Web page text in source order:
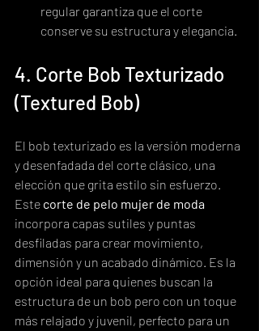
regular garantiza que el corte
conserve su estructura y elegancia.
4. Corte Bob Texturizado
(Textured Bob)
El bob texturizado es la versión moderna
y desenfadada del corte clásico, una
elección que grita estilo sin esfuerzo.
Este corte de pelo mujer de moda
incorpora capas sutiles y puntas
desfiladas para crear movimiento,
dimensión y un acabado dinámico. Es la
opción ideal para quienes buscan la
estructura de un bob pero con un toque
más relajado y juvenil, perfecto para un